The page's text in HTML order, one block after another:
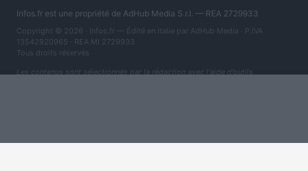
Infos.fr est une propriété de AdHub Media S.r.l. — REA 2729933
Copyright © 2026 · Infos.fr — Édité en Italie par AdHub Media · P.IVA
13542920965 · REA MI 2729933
Tous droits réservés
Les contenus sont sélectionnés par la rédaction avec l'aide d'outils